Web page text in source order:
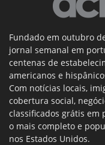
Fundado em outubro
jornal semanal em
centenas de
americanos e
Com notícias locais,
cobertura social,
classificados grátis em
o mais completo e
nos Estados Unidos.